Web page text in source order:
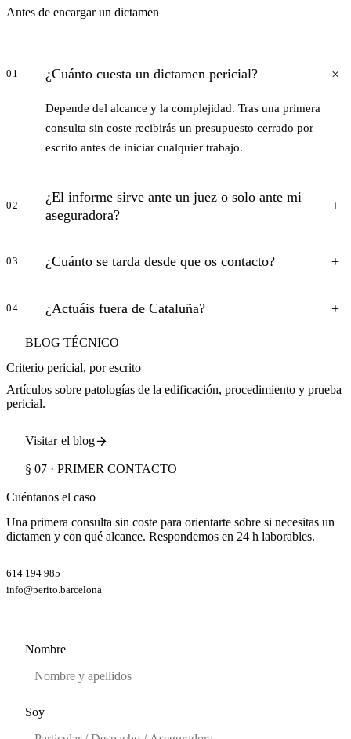
Antes de encargar un dictamen
01 ¿Cuánto cuesta un dictamen pericial?
Depende del alcance y la complejidad. Tras una primera
consulta sin coste recibirás un presupuesto cerrado por
escrito antes de iniciar cualquier trabajo.
02
¿El informe sirve ante un juez o solo ante mi
aseguradora?
03 ¿Cuánto se tarda desde que os contacto?
04 ¿Actuáis fuera de Cataluña?
BLOG TÉCNICO
Criterio pericial, por escrito
Artículos sobre patologías de la edificación, procedimiento y prueba
pericial.
Visitar el blog
§ 07 · PRIMER CONTACTO
Cuéntanos el caso
Una primera consulta sin coste para orientarte sobre si necesitas un
dictamen y con qué alcance. Respondemos en 24 h laborables.
614 194 985
info@perito.barcelona
Nombre
Soy